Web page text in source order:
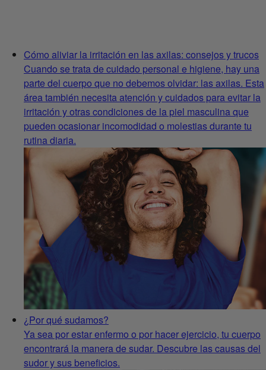
Cómo aliviar la irritación en las axilas: consejos y trucos
Cuando se trata de cuidado personal e higiene, hay una
parte del cuerpo que no debemos olvidar: las axilas. Esta
área también necesita atención y cuidados para evitar la
irritación y otras condiciones de la piel masculina que
pueden ocasionar incomodidad o molestias durante tu
rutina diaria.
¿Por qué sudamos?
Ya sea por estar enfermo o por hacer ejercicio, tu cuerpo
encontrará la manera de sudar. Descubre las causas del
sudor y sus beneficios.